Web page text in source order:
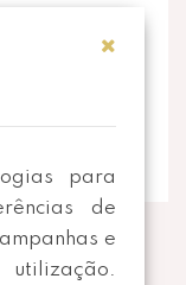
para
de
e
utilização.